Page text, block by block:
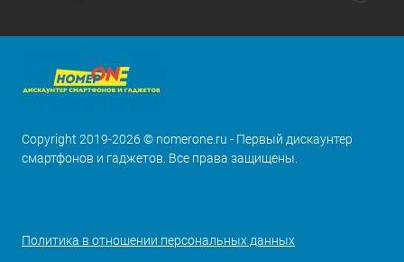
Copyright 2019-2026 © nomerone.ru - Первый дискаунтер
смартфонов и гаджетов. Все права защищены.
Политика в отношении персональных данных